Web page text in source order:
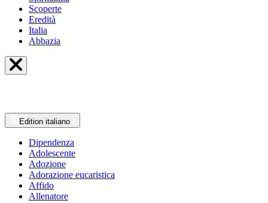
Scoperte
Eredità
Italia
Abbazia
Edition italiano
Dipendenza
Adolescente
Adozione
Adorazione eucaristica
Affido
Allenatore